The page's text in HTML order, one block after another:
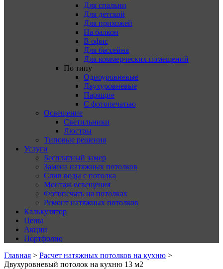
Для спальни
Для детской
Для прихожей
На балкон
В офис
Для бассейна
Для коммерческих помещений
По типу
Одноуровневые
Двухуровневые
Парящие
С фотопечатью
Освещение
Светильники
Люстры
Типовые решения
Услуги
Бесплатный замер
Замена натяжных потолков
Слив воды с потолка
Монтаж освещения
Фотопечать на потолках
Ремонт натяжных потолков
Калькулятор
Цены
Акции
Портфолио
Главная > Расчет натяжных потолков на кухню >
Двухуровневый потолок на кухню 13 м2